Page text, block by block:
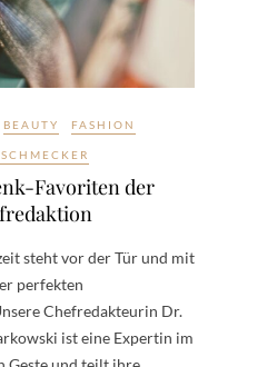
BEAUTY FASHION
Favoriten der
steht vor der Tür und mit
perfekten
Chefredakteurin Dr.
ist eine Expertin im